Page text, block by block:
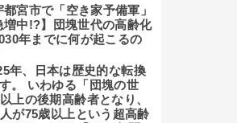
都宮市で「空き家予備軍」
増中!?】団塊世代の高齢化
年までに何が起こるの
年、日本は歴史的な転換
。 いわゆる「団塊の世
上の後期高齢者となり、
が75歳以上という超高齢